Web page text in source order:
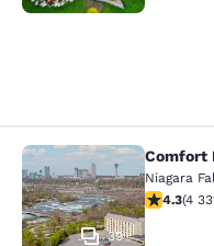
Comfort Inn
39
Comfort
Niagara
4.34.3(4